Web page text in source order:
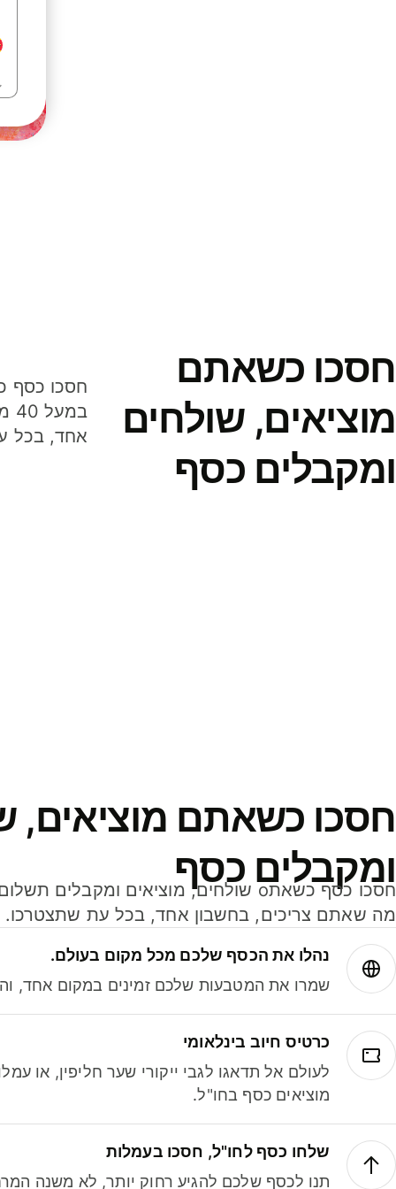
חסכו כשאתם
מוציאים, שולחים
ומקבלים כסף
אחד, בכל
חסכו כשאתם מוציאים,
ומקבלים כסף
מה שאתם צריכים, בחשבון אחד, בכל עת שתצטרכו.
נהלו את הכסף שלכם מכל מקום בעולם.
שמרו את המטבעות שלכם זמינים במקום אחד,
כרטיס חיוב בינלאומי
לעולם אל תדאגו לגבי ייקורי שער חליפין, או
מוציאים כסף בחו"ל.
שלחו כסף לחו"ל, חסכו בעמלות
תנו לכסף שלכם להגיע רחוק יותר, לא משנה